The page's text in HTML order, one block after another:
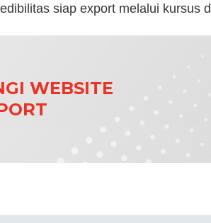
siap export melalui kursus
WEBSITE